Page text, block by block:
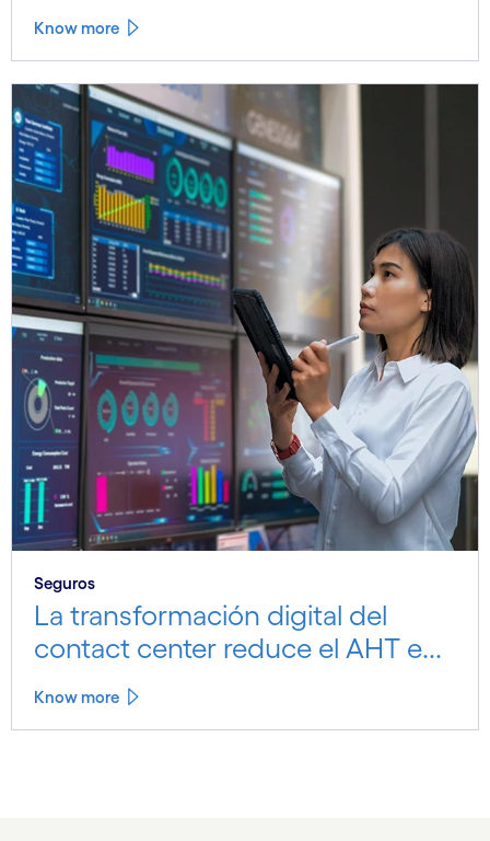
Know more
Seguros
La transformación digital del
contact center reduce el AHT e...
Know more